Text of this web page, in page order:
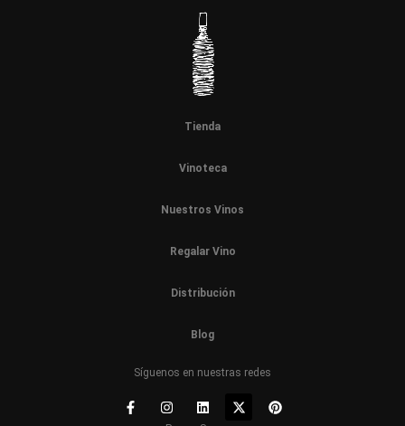
Tienda
Vinoteca
Nuestros Vinos
Regalar Vino
Distribución
Blog
Síguenos en nuestras redes